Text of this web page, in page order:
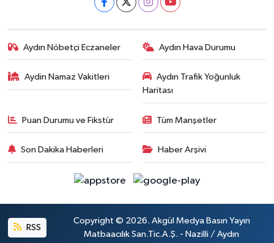
Aydın Nöbetçi Eczaneler Aydın Hava Durumu
Aydin Namaz Vakitleri
Aydın Trafik Yoğunluk
Haritası
Puan Durumu ve Fikstür Tüm Manşetler
Son Dakika Haberleri Haber Arşivi
RSS
Copyright © 2026. Akgül Medya Basın Yayın
Matbaacılık San.Tic.A.Ş. - Nazilli / Aydın